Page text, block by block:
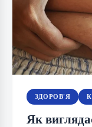
ЗДОРОВ'Я
Як